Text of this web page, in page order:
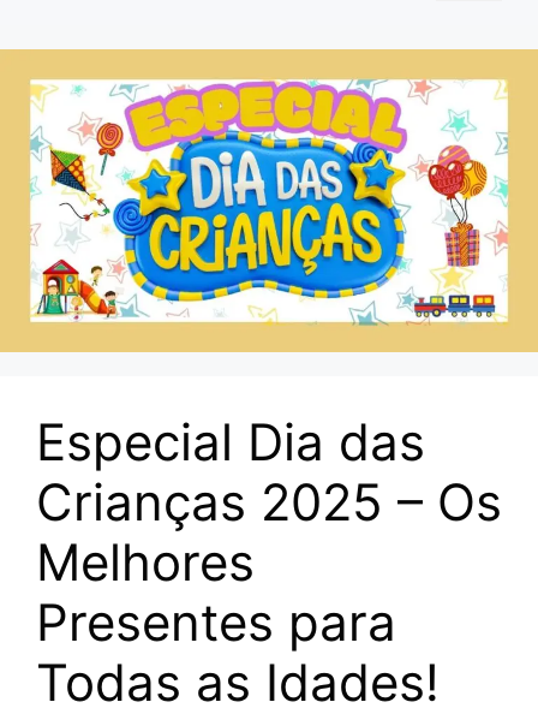
Especial Dia das
Crianças 2025 – Os
Melhores
Presentes para
Todas as Idades!